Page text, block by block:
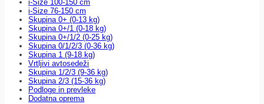
i-Size 100-150 cm
i-Size 76-150 cm
Skupina 0+ (0-13 kg)
Skupina 0+/1 (0-18 kg)
Skupina 0+/1/2 (0-25 kg)
Skupina 0/1/2/3 (0-36 kg)
Skupina 1 (9-18 kg)
Vrtljivi avtosedeži
Skupina 1/2/3 (9-36 kg)
Skupina 2/3 (15-36 kg)
Podloge in prevleke
Dodatna oprema